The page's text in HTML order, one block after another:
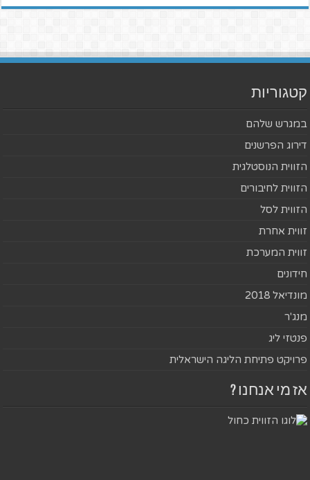
קטגוריות
במגרש שלהם
דירוג הפרשנים
הזווית הנוסטלגית
הזווית לחיבורים
הזווית לסל
זווית אחרת
זווית המערכת
חידונים
מונדיאל 2018
מנג'ר
פנטזי ליג
פרויקט פתיחת הליגה הישראלית
אז מי אנחנו ?